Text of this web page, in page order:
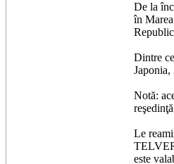
De la
în
Dintre
Notă:
Le
este